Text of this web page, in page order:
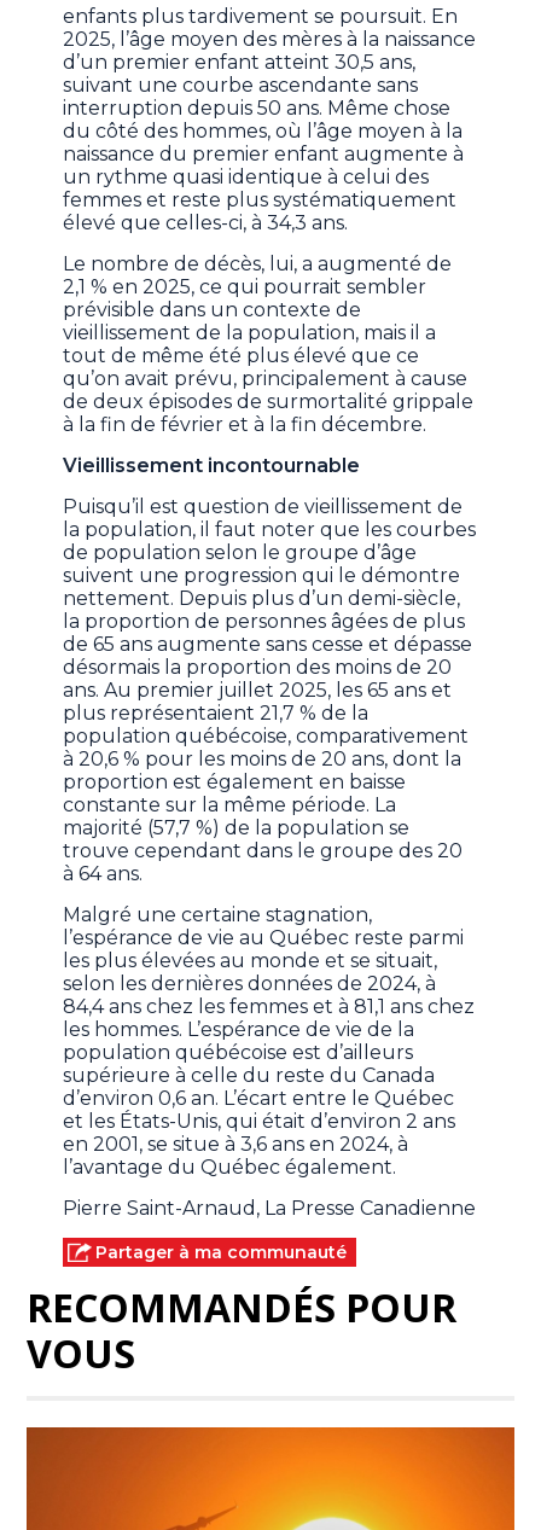
enfants plus tardivement se poursuit. En
2025, l’âge moyen des mères à la naissance
d’un premier enfant atteint 30,5 ans,
suivant une courbe ascendante sans
interruption depuis 50 ans. Même chose
du côté des hommes, où l’âge moyen à la
naissance du premier enfant augmente à
un rythme quasi identique à celui des
femmes et reste plus systématiquement
élevé que celles-ci, à 34,3 ans.
Le nombre de décès, lui, a augmenté de
2,1 % en 2025, ce qui pourrait sembler
prévisible dans un contexte de
vieillissement de la population, mais il a
tout de même été plus élevé que ce
qu’on avait prévu, principalement à cause
de deux épisodes de surmortalité grippale
à la fin de février et à la fin décembre.
Vieillissement incontournable
Puisqu’il est question de vieillissement de
la population, il faut noter que les courbes
de population selon le groupe d’âge
suivent une progression qui le démontre
nettement. Depuis plus d’un demi-siècle,
la proportion de personnes âgées de plus
de 65 ans augmente sans cesse et dépasse
désormais la proportion des moins de 20
ans. Au premier juillet 2025, les 65 ans et
plus représentaient 21,7 % de la
population québécoise, comparativement
à 20,6 % pour les moins de 20 ans, dont la
proportion est également en baisse
constante sur la même période. La
majorité (57,7 %) de la population se
trouve cependant dans le groupe des 20
à 64 ans.
Malgré une certaine stagnation,
l’espérance de vie au Québec reste parmi
les plus élevées au monde et se situait,
selon les dernières données de 2024, à
84,4 ans chez les femmes et à 81,1 ans chez
les hommes. L’espérance de vie de la
population québécoise est d’ailleurs
supérieure à celle du reste du Canada
d’environ 0,6 an. L’écart entre le Québec
et les États-Unis, qui était d’environ 2 ans
en 2001, se situe à 3,6 ans en 2024, à
l’avantage du Québec également.
Pierre Saint-Arnaud, La Presse Canadienne
Partager à ma communauté
RECOMMANDÉS POUR
VOUS